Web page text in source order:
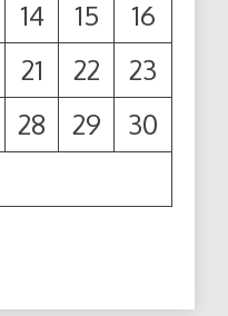
14 15
16
21 22
23
28 29
30